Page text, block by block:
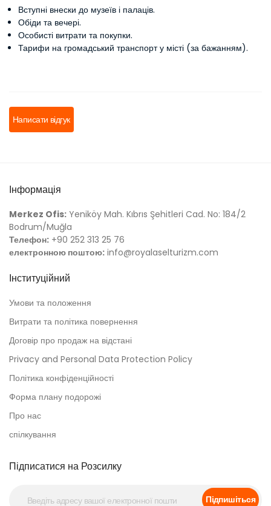
Вступні внески до музеїв і палаців.
Обіди та вечері.
Особисті витрати та покупки.
Тарифи на громадський транспорт у місті (за бажанням).
Написати відгук
Інформація
Merkez Ofis: Yeniköy Mah. Kıbrıs Şehitleri Cad. No: 184/2
Bodrum/Muğla
Телефон: +90 252 313 25 76
електронною поштою: info@royalaselturizm.com
Інституційний
Умови та положення
Витрати та політика повернення
Договір про продаж на відстані
Privacy and Personal Data Protection Policy
Політика конфіденційності
Форма плану подорожі
Про нас
спілкування
Підписатися на Розсилку
Підпишіться